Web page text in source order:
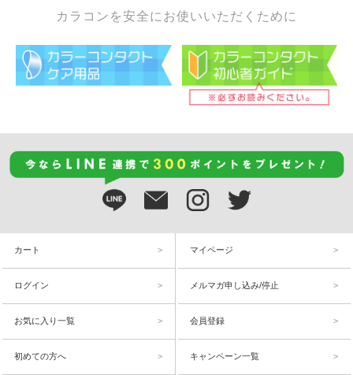
カラコンを安全にお使いいただくために
カート マイページ
ログイン メルマガ申し込み/停止
お気に入り一覧 会員登録
初めての方へ キャンペーン一覧